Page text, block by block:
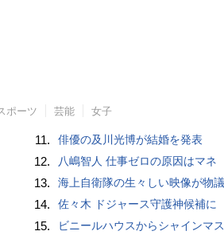
ポーツ 芸能 女子
11. 俳優の及川光博が結婚を発表
12. 八嶋智人 仕事ゼロの原因はマネ
13. 海上自衛隊の生々しい映像が物議
14. 佐々木 ドジャース守護神候補に
15. ビニールハウスからシャインマスカット約200房を盗んだ疑い ネットで販売か 無職の男